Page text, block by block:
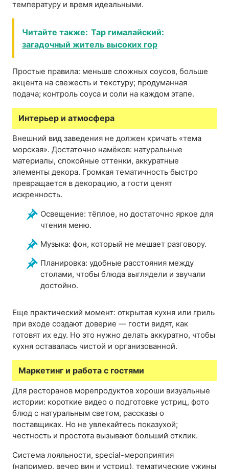
температуру и время идеальными.
Читайте также: Тар гималайский:
загадочный житель высоких гор
Простые правила: меньше сложных соусов, больше
акцента на свежесть и текстуру; продуманная
подача; контроль соуса и соли на каждом этапе.
Интерьер и атмосфера
Внешний вид заведения не должен кричать «тема
морская». Достаточно намёков: натуральные
материалы, спокойные оттенки, аккуратные
элементы декора. Громкая тематичность быстро
превращается в декорацию, а гости ценят
искренность.
Освещение: тёплое, но достаточно яркое для
чтения меню.
Музыка: фон, который не мешает разговору.
Планировка: удобные расстояния между
столами, чтобы блюда выглядели и звучали
достойно.
Еще практический момент: открытая кухня или гриль
при входе создают доверие — гости видят, как
готовят их еду. Но это нужно делать аккуратно, чтобы
кухня оставалась чистой и организованной.
Маркетинг и работа с гостями
Для ресторанов морепродуктов хороши визуальные
истории: короткие видео о подготовке устриц, фото
блюд с натуральным светом, рассказы о
поставщиках. Но не увлекайтесь показухой;
честность и простота вызывают больший отклик.
Система лояльности, special-мероприятия
(например, вечер вин и устриц), тематические ужины